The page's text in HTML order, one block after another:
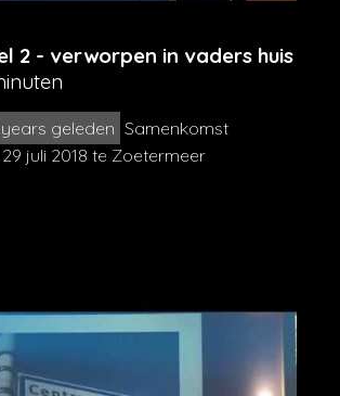
2 - verworpen in vaders huis
geleden Samenkomst
juli 2018 te Zoetermeer